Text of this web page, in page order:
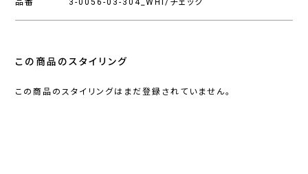
品番 3-0056-03-304_WHI/チェック
この商品のスタイリング
この商品のスタイリングはまだ登録されていません。